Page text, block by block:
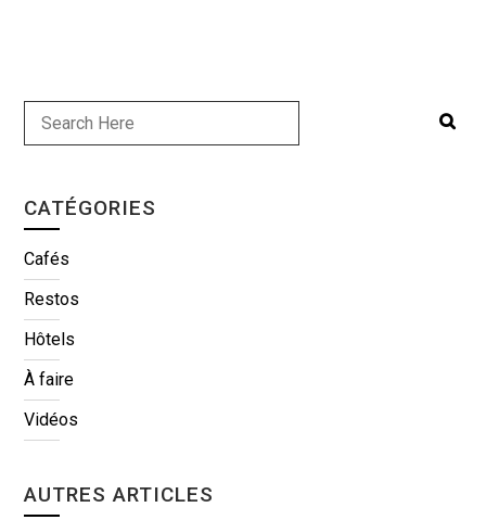
CATÉGORIES
Cafés
Restos
Hôtels
À faire
Vidéos
AUTRES ARTICLES